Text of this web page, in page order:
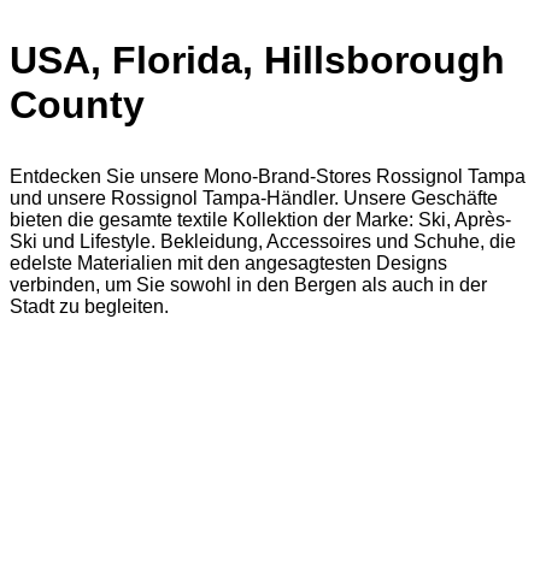
USA, Florida, Hillsborough
County
Entdecken Sie unsere Mono-Brand-Stores Rossignol Tampa
und unsere Rossignol Tampa-Händler. Unsere Geschäfte
bieten die gesamte textile Kollektion der Marke: Ski, Après-
Ski und Lifestyle. Bekleidung, Accessoires und Schuhe, die
edelste Materialien mit den angesagtesten Designs
verbinden, um Sie sowohl in den Bergen als auch in der
Stadt zu begleiten.